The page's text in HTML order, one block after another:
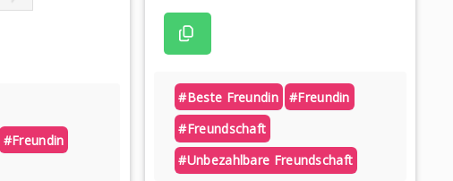
#freundin
#beste Freundin
#freundin
#freundschaft
#unbezahlbare Freundschaft